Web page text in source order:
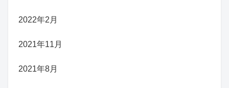
2022年2月
2021年11月
2021年8月